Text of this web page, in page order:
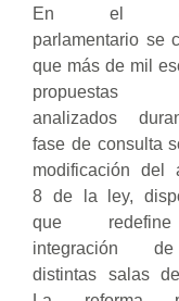
En el
parlamentario se
que más de mil
propuestas
analizados
fase de consulta
modificación del
8 de la ley,
que
integración
distintas salas